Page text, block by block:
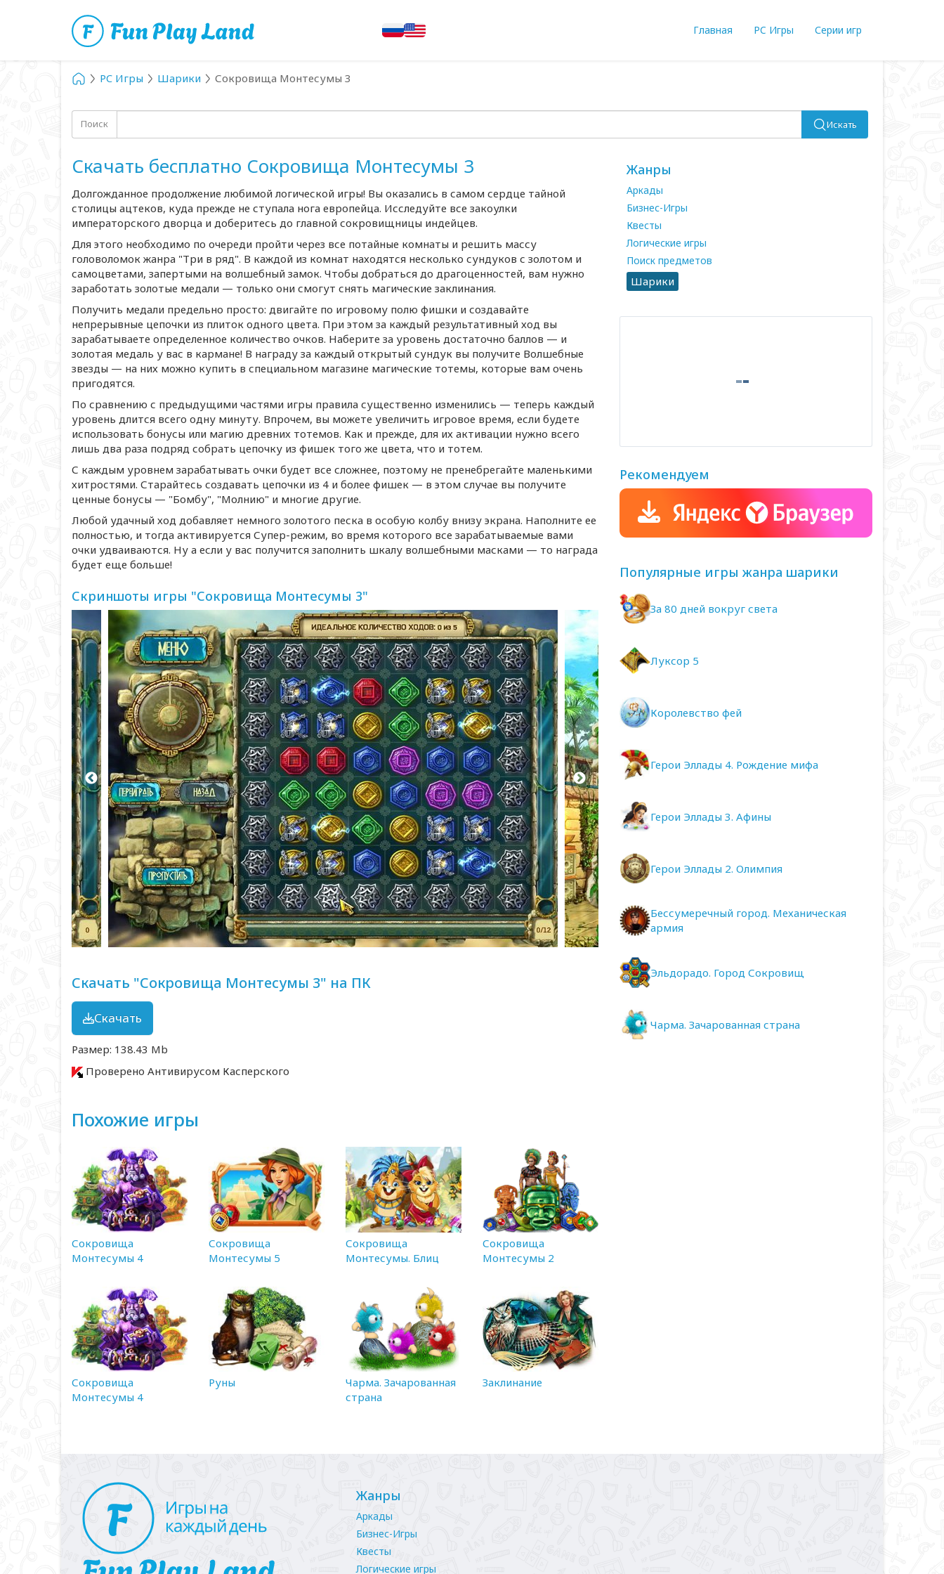
Главная PC Игры Серии игр
PC Игры Шарики Сокровища Монтесумы 3
Поиск Искать
Скачать бесплатно Сокровища Монтесумы 3
Долгожданное продолжение любимой логической игры! Вы оказались в самом сердце тайной
столицы ацтеков, куда прежде не ступала нога европейца. Исследуйте все закоулки
императорского дворца и доберитесь до главной сокровищницы индейцев.
Для этого необходимо по очереди пройти через все потайные комнаты и решить массу
головоломок жанра "Три в ряд". В каждой из комнат находятся несколько сундуков с золотом и
самоцветами, запертыми на волшебный замок. Чтобы добраться до драгоценностей, вам нужно
заработать золотые медали — только они смогут снять магические заклинания.
Получить медали предельно просто: двигайте по игровому полю фишки и создавайте
непрерывные цепочки из плиток одного цвета. При этом за каждый результативный ход вы
зарабатываете определенное количество очков. Наберите за уровень достаточно баллов — и
золотая медаль у вас в кармане! В награду за каждый открытый сундук вы получите Волшебные
звезды — на них можно купить в специальном магазине магические тотемы, которые вам очень
пригодятся.
По сравнению с предыдущими частями игры правила существенно изменились — теперь каждый
уровень длится всего одну минуту. Впрочем, вы можете увеличить игровое время, если будете
использовать бонусы или магию древних тотемов. Как и прежде, для их активации нужно всего
лишь два раза подряд собрать цепочку из фишек того же цвета, что и тотем.
С каждым уровнем зарабатывать очки будет все сложнее, поэтому не пренебрегайте маленькими
хитростями. Старайтесь создавать цепочки из 4 и более фишек — в этом случае вы получите
ценные бонусы — "Бомбу", "Молнию" и многие другие.
Любой удачный ход добавляет немного золотого песка в особую колбу внизу экрана. Наполните ее
полностью, и тогда активируется Супер-режим, во время которого все зарабатываемые вами
очки удваиваются. Ну а если у вас получится заполнить шкалу волшебными масками — то награда
будет еще больше!
Скриншоты игры "Сокровища Монтесумы 3"
Скачать "Сокровища Монтесумы 3" на ПК
Скачать
Размер: 138.43 Mb
Проверено Антивирусом Касперского
Похожие игры
Сокровища
Монтесумы 4
Сокровища
Монтесумы 5
Сокровища
Монтесумы. Блиц
Сокровища
Монтесумы 2
Сокровища
Монтесумы 4
Руны
Чарма. Зачарованная
страна
Заклинание
Жанры
Аркады
Бизнес-Игры
Квесты
Логические игры
Поиск предметов
Шарики
Рекомендуем
Популярные игры жанра шарики
За 80 дней вокруг света
Луксор 5
Королевство фей
Герои Эллады 4. Рождение мифа
Герои Эллады 3. Афины
Герои Эллады 2. Олимпия
Бессумеречный город. Механическая
армия
Эльдорадо. Город Сокровищ
Чарма. Зачарованная страна
Жанры
Аркады
Бизнес-Игры
Квесты
Логические игры